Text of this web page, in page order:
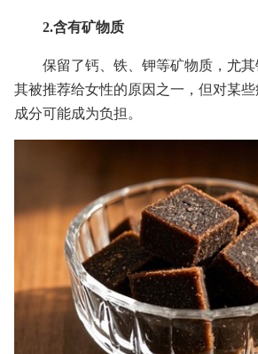
2.含有矿物质
保留了钙、铁、钾等矿物质，尤
其被推荐给女性的原因之一，但对某
成分可能成为负担。